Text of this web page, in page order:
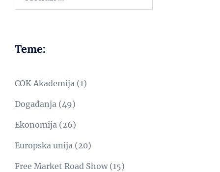
Teme:
COK Akademija (1)
Događanja (49)
Ekonomija (26)
Europska unija (20)
Free Market Road Show(15)